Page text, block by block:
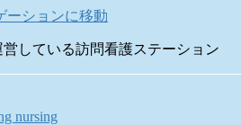
ーションに移動
している訪問看護ステーション
nursing